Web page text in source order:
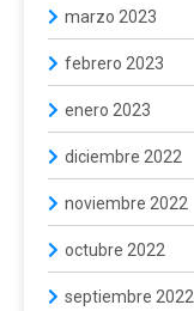
marzo 2023
febrero 2023
enero 2023
diciembre 2022
noviembre 2022
octubre 2022
septiembre 2022